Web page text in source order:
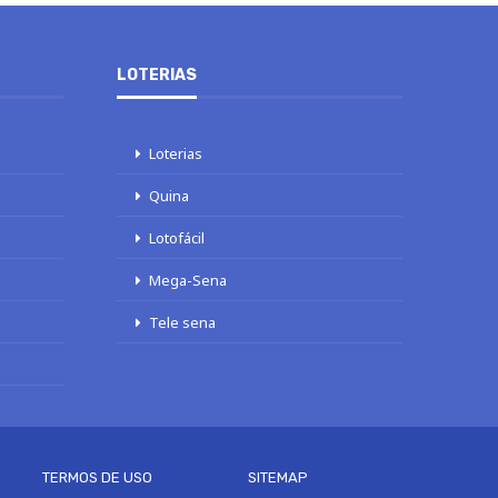
LOTERIAS
Loterias
Quina
Lotofácil
Mega-Sena
Tele sena
TERMOS DE USO SITEMAP